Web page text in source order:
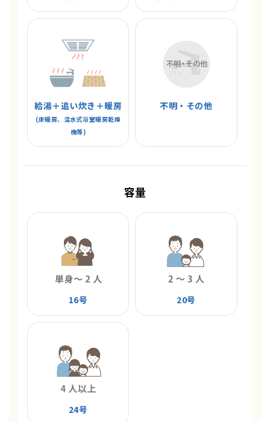
給湯＋追い炊き＋暖房
(床暖房、温水式浴室暖房乾燥
機等)
不明・その他
容量
16号 20号
24号